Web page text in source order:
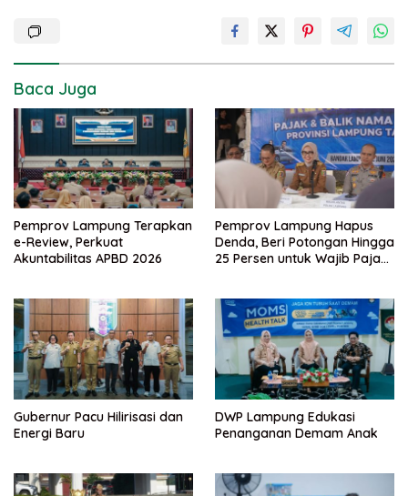
Baca Juga
Pemprov Lampung Terapkan
e-Review, Perkuat
Akuntabilitas APBD 2026
Pemprov Lampung Hapus
Denda, Beri Potongan Hingga
25 Persen untuk Wajib Pajak
Gubernur Pacu Hilirisasi dan
Energi Baru
DWP Lampung Edukasi
Penanganan Demam Anak